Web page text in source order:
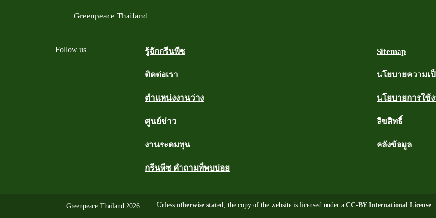
Greenpeace Thailand
Follow us รู้จักกรีนพีซ
ติดต่อเรา
ตำแหน่งงานว่าง
ศูนย์ข่าว
งานระดมทุน
กรีนพีซ คำถามที่พบบ่อย
Sitemap
นโยบายความเ
นโยบายการใช้
ลิขสิทธิ์
คลังข้อมูล
Greenpeace Thailand 2026 Unless otherwise stated, the copy of the website is licensed under a CC-BY International License